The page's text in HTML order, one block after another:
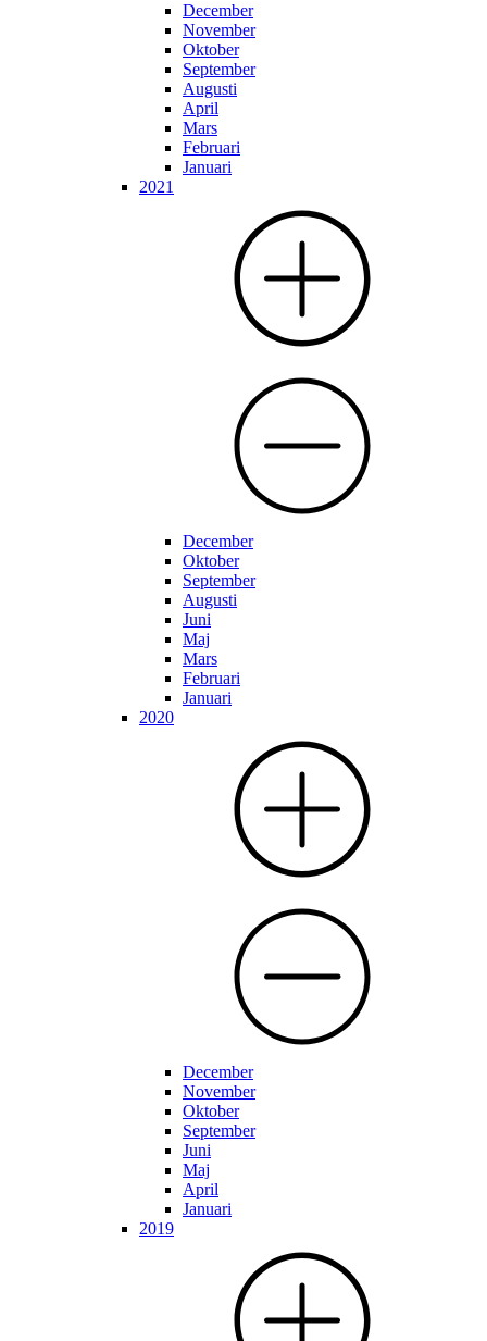
December
November
Oktober
September
Augusti
April
Mars
Februari
Januari
2021
December
Oktober
September
Augusti
Juni
Maj
Mars
Februari
Januari
2020
December
November
Oktober
September
Juni
Maj
April
Januari
2019